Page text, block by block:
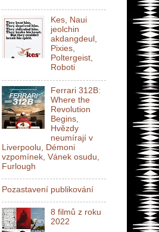
Kes, Naui
jeolchin
akdangdeul,
Pixies,
Poltergeist,
Roboti
Ferrari 312B:
Where the
Revolution
Begins,
Hvězdy
neumírají v
Liverpoolu, Démoni
vzpomínek, Vánek osudu,
Furlough
Pozastavení publikování
8 filmů z roku
2022